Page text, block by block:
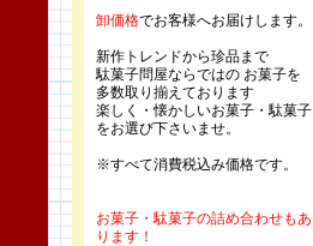
卸価格でお客様へお届けします。
新作トレンドから珍品まで
駄菓子問屋ならではの お菓子を
多数取り揃えております
楽しく・懐かしいお菓子・駄菓子
をお選び下さいませ。
※すべて消費税込み価格です。
お菓子・駄菓子の詰め合わせもあ
ります！